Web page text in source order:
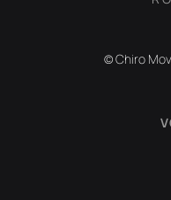
© Chiro